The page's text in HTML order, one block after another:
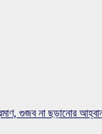
গুজব না ছড়ানোর